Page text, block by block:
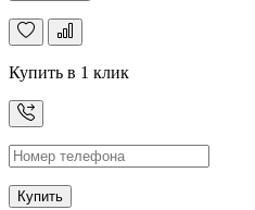
Купить в 1 клик
Купить